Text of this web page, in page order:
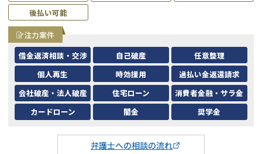
後払い可能
弁護士への相談の流れ
注力案件
借金返済相談・交渉
自己破産
任意整理
個人再生
時効援用
過払い金返還請求
会社破産・法人破産
住宅ローン
消費者金融・サラ金
カードローン
闇金 奨学金